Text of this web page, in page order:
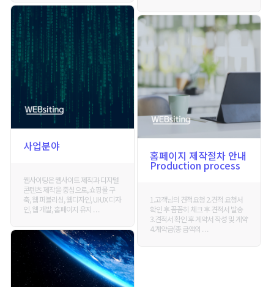
사업분야
웹사이팅은 웹사이트 제작과 디지털
콘텐츠 제작을 중심으로, 쇼핑몰 구
축, 웹 퍼블리싱, 웹디자인, UI·UX 디자
인, 웹 개발, 홈페이지 유지 . . .
홈페이지 제작절차 안내
Production process
1.고객님의 견적요청 2.견적 요청서
확인 후 꼼꼼히 체크 후 견적서 발송
3.견적서 확인 후 계약서 작성 및 계약
4.계약금(총 금액의 . . .